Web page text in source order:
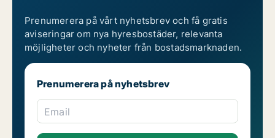
Prenumerera på vårt nyhetsbrev och få gratis
aviseringar om nya hyresbostäder, relevanta
möjligheter och nyheter från bostadsmarknaden.
Prenumerera på nyhetsbrev
Email